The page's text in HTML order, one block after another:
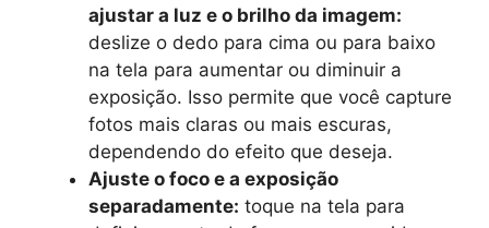
ajustar a luz e o brilho da imagem:
deslize o dedo para cima ou para baixo
na tela para aumentar ou diminuir a
exposição. Isso permite que você capture
fotos mais claras ou mais escuras,
dependendo do efeito que deseja.
Ajuste o foco e a exposição
separadamente: toque na tela para